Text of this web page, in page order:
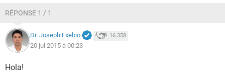
RÉPONSE 1 / 1
Dr. Joseph Exebio 16.358
20 jul 2015 à 00:23
Hola!